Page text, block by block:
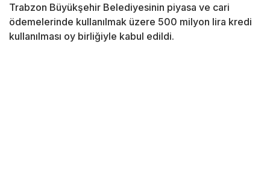
Trabzon Büyükşehir Belediyesinin piyasa ve cari
ödemelerinde kullanılmak üzere 500 milyon lira kredi
kullanılması oy birliğiyle kabul edildi.